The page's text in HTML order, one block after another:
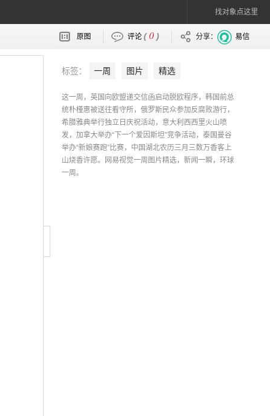
找对象点这里
原图 评论 (0 ) 分享： 易信
标签： 一周 图片 精选
这一周，英国向欧盟递交信函启动脱欧程序，韩国前总
统朴槿惠被送往看守所，俄罗斯民众参加反腐败游行，
希腊雅典举行独立日庆祝活动，意大利西西里火山喷
发，加拿大举办“下一个爱因斯坦”竞争活动，泰国曼谷
举办“新娘赛跑”比赛，中国湖北农历三月三数万香客上
山烧香许愿。网易视觉一周图片精选，新闻一瞬，环球
一周。